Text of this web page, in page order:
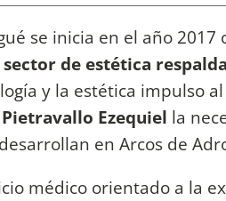
se inicia en el año
sector de estética
y la estética impulso al
Ezequiel la
en Arcos de
médico orientado a la